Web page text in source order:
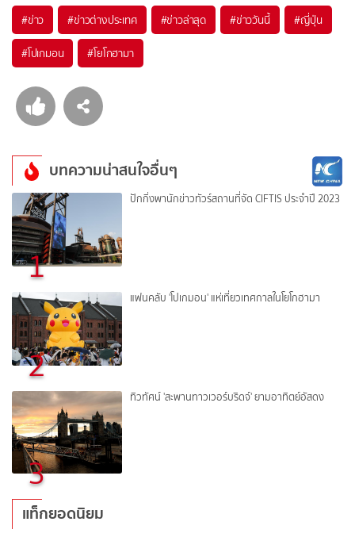
#ข่าว #ข่าวต่างประเทศ #ข่าวล่าสุด #ข่าววันนี้ #ญี่ปุ่น
#โปเกมอน #โยโกฮามา
บทความน่าสนใจอื่นๆ
1
ปักกิ่งพานักข่าวทัวร์สถานที่จัด CIFTIS ประจำปี 2023
2
แฟนคลับ 'โปเกมอน' แห่เที่ยวเทศกาลในโยโกฮามา
3
ทิวทัศน์ 'สะพานทาวเวอร์บริดจ์' ยามอาทิตย์อัสดง
แท็กยอดนิยม